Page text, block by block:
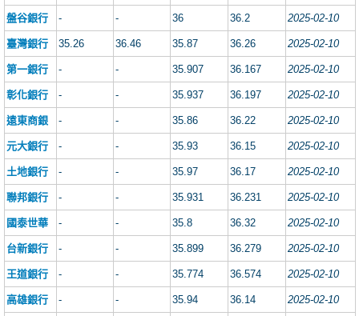
盤谷銀行 - - 36 36.2 2025-02-10
臺灣銀行 35.26 36.46 35.87 36.26 2025-02-10
第一銀行 - - 35.907 36.167 2025-02-10
彰化銀行 - - 35.937 36.197 2025-02-10
遠東商銀 - - 35.86 36.22 2025-02-10
元大銀行 - - 35.93 36.15 2025-02-10
土地銀行 - - 35.97 36.17 2025-02-10
聯邦銀行 - - 35.931 36.231 2025-02-10
國泰世華 - - 35.8 36.32 2025-02-10
台新銀行 - - 35.899 36.279 2025-02-10
王道銀行 - - 35.774 36.574 2025-02-10
高雄銀行 - - 35.94 36.14 2025-02-10